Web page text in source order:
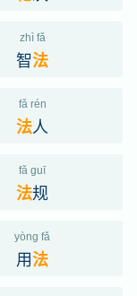
zhì fǎ
智法
fǎ rén
法人
fǎ guī
法规
yòng fǎ
用法